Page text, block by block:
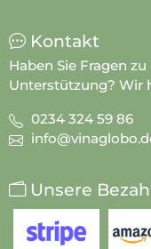
Kontakt
Haben Sie Fragen
Unterstützung? Wir
0234 324 59 86
Unsere